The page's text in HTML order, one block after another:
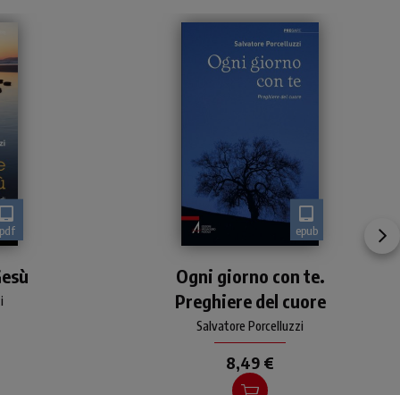
pdf
da
epub
per ogni giorno
Salvatore Porcelluzzi
Ogni giorno con te.
Preghiere del cuore
8,49 €